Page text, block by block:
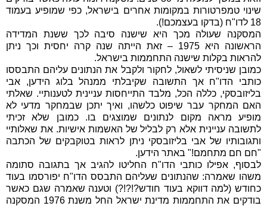
שינוי טמפרטורות במקומות אחרים בישראל, כפי שמופיע בעמוד
18 לדו"ח (בדקו בעצמכם!).
המסקנה שעולה מכך היא שישנה סיבה לכך ששנת המדידה
הראשונה היא 1975 – זאת הייתה שנה קרה יחסית וכך ניתן
להראות בקלות שישנה התחממות בישראל.
כמובן שניסיתי לשאול, לחקור ולקבל את הנתונים עליהם התבססו
כותבי הדו"ח אך התשובה שקיבלתי ממנהל בלוג הידען, אבי
בליזובסקי, כללה הכל, מלבד התייחסות עניינית לטענותיי. שאלתי
האם המחקר עבר שיפוט כלשהו, ואיך יתכן שבמחקר מדעי לא
מופיע מראה מקום לנתונים שמוצגים בו. כמובן שלא זכיתי
לתשובה עניינית אלא רק לבליל של האשמות אישיות. את שאלותיי
ותגובותיו של אבי בליזובסקי ניתן לראות בטוקבקים של הכתבה
"חם חם מתחמם!" באתר הידען.
לבסוף, אפילו כותבי הדו"ח החליטו להגיב אך בתגובה סתומה
משהו שאמרה: שהנתונים שעליהם התבסס הדו"ח יפורסמו בעוד
כחודש (למה דווקא בעוד חודש?!?!?) וטענה שאמרה שגם כאשר
בודקים את התחממות מדינת ישראל החל משנת 1976 המסקנה